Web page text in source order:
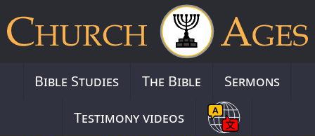
Bible Studies The Bible
Sermons
Testimony videos